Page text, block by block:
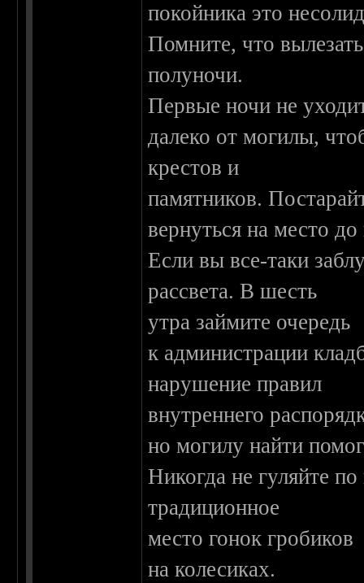
покойника это
Помните, что
полуночи.
Первые ночи не
далеко от могилы,
крестов и
памятников.
вернуться на место
Если вы все-таки
рассвета. В шесть
утра займите очередь
к администрации
нарушение правил
внутреннего
но могилу найти
Никогда не гуляйте
традиционное
место гонок гробиков
на колесиках.